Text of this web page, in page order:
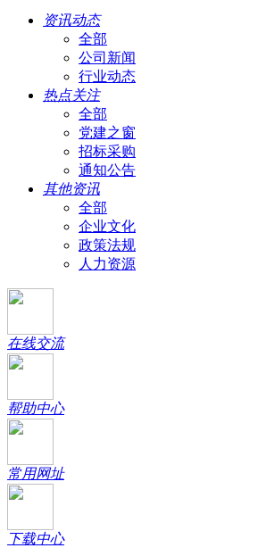
资讯动态
全部
公司新闻
行业动态
热点关注
全部
党建之窗
招标采购
通知公告
其他资讯
全部
企业文化
政策法规
人力资源
在线交流
帮助中心
常用网址
下载中心